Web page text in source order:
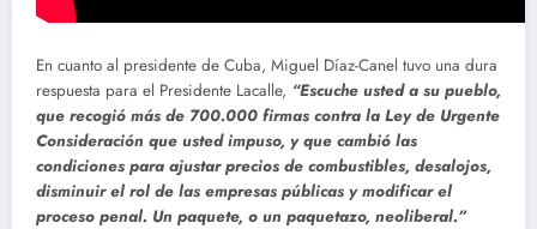
En cuanto al presidente de Cuba, Miguel Díaz-Canel tuvo una dura
respuesta para el Presidente Lacalle, “Escuche usted a su pueblo,
que recogió más de 700.000 firmas contra la Ley de Urgente
Consideración que usted impuso, y que cambió las
condiciones para ajustar precios de combustibles, desalojos,
disminuir el rol de las empresas públicas y modificar el
proceso penal. Un paquete, o un paquetazo, neoliberal.”